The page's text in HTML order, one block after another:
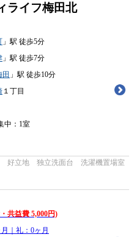
ライフ梅田北
」駅 徒歩5分
」駅 徒歩7分
田 」駅 徒歩10分
１丁目
中： 1室
好立地 独立洗面台 洗濯機置場室
共益費 5,000円)
｜礼：0ヶ月